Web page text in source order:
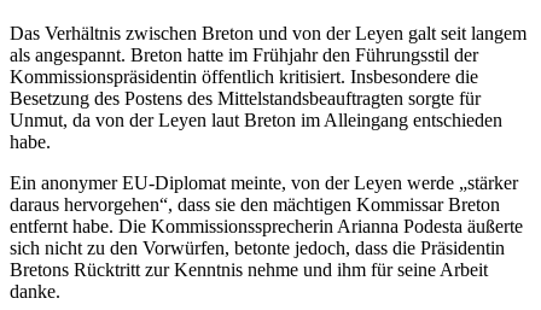
Das Verhältnis zwischen Breton und von der Leyen galt seit langem
als angespannt. Breton hatte im Frühjahr den Führungsstil der
Kommissionspräsidentin öffentlich kritisiert. Insbesondere die
Besetzung des Postens des Mittelstandsbeauftragten sorgte für
Unmut, da von der Leyen laut Breton im Alleingang entschieden
habe.
Ein anonymer EU-Diplomat meinte, von der Leyen werde „stärker
daraus hervorgehen“, dass sie den mächtigen Kommissar Breton
entfernt habe. Die Kommissionssprecherin Arianna Podesta äußerte
sich nicht zu den Vorwürfen, betonte jedoch, dass die Präsidentin
Bretons Rücktritt zur Kenntnis nehme und ihm für seine Arbeit
danke.